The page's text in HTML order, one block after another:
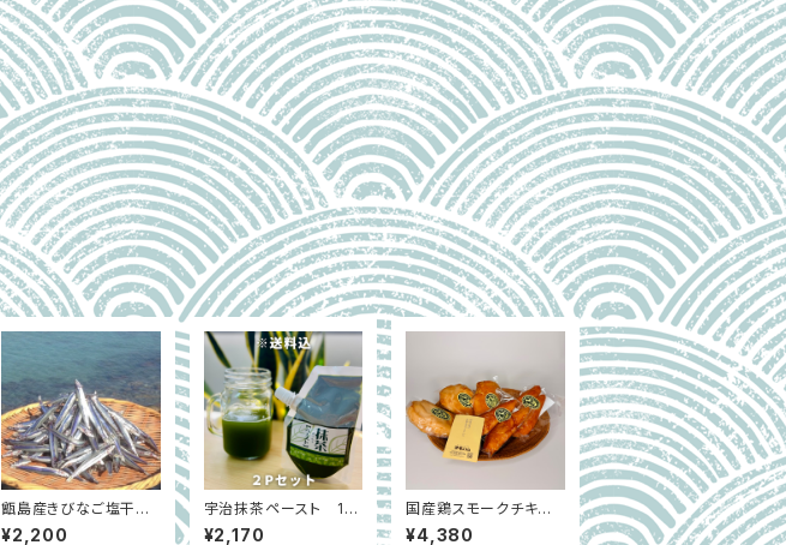
甑島産きびなご塩干し2
30g×2袋 (6袋まで追
¥2,200
宇治抹茶ペースト 10
0g×2P 抹茶ラテや
¥2,170
国産鶏スモークチキン
＆スモークささみ 高タ
¥4,380